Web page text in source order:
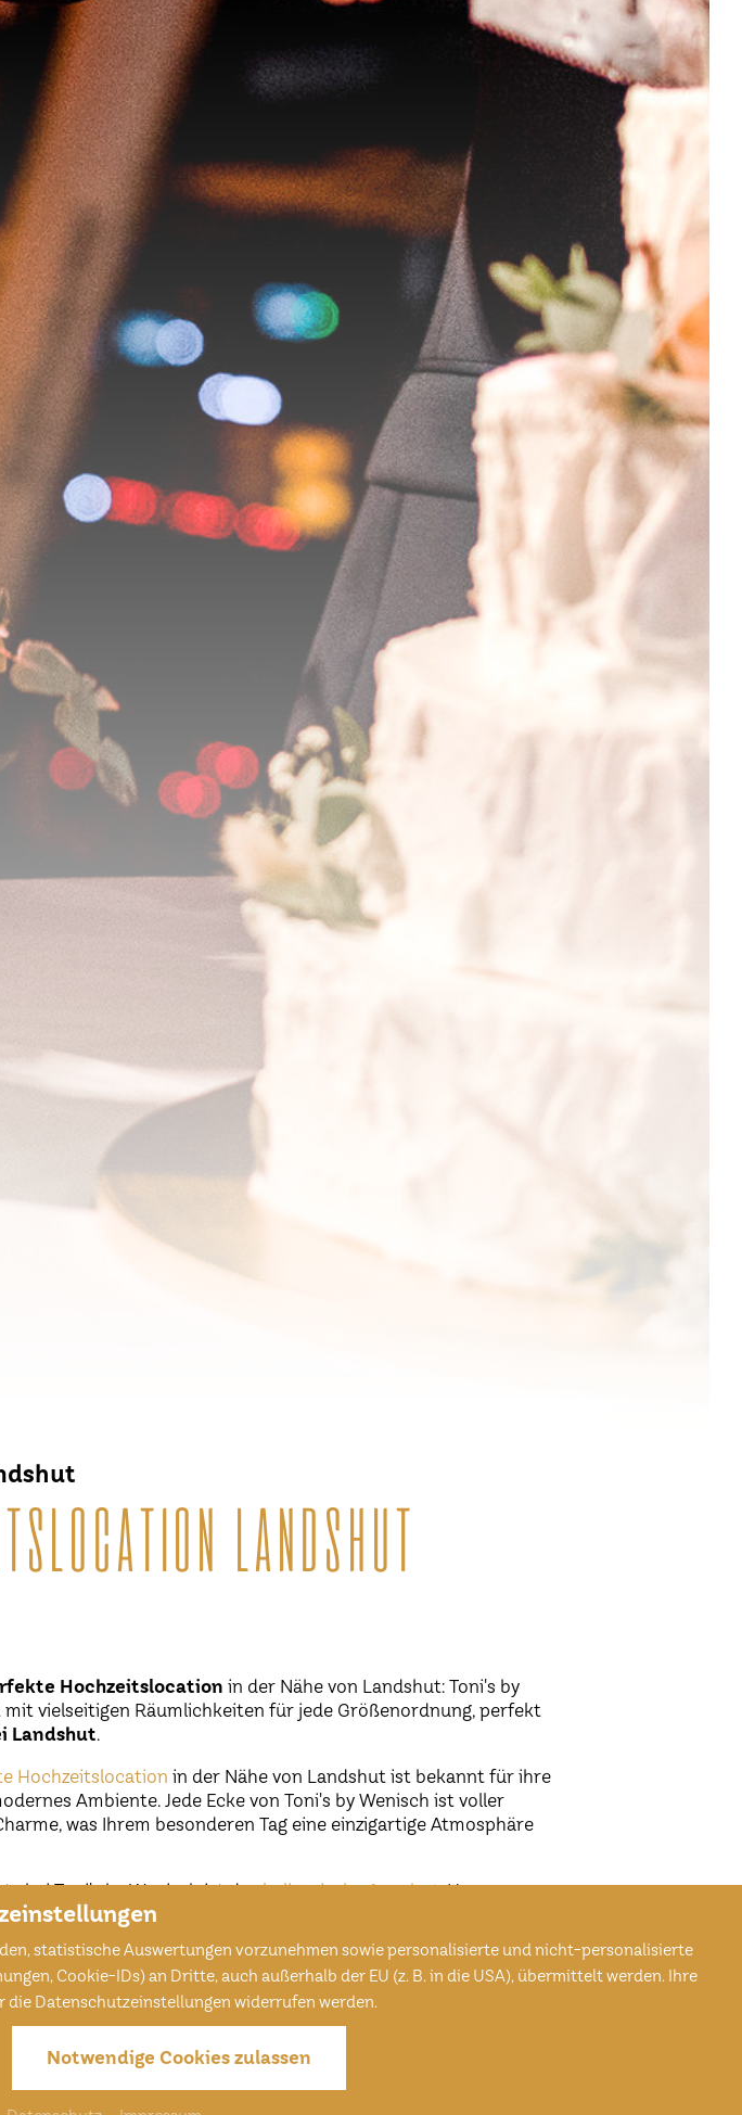
statistische Auswertungen vorzunehmen sowie personalisierte und nicht-personalisierte
Cookie-IDs) an Dritte, auch außerhalb der EU (z. B. in die USA), übermittelt werden. Ihre
Datenschutzeinstellungen widerrufen werden.
Notwendige Cookies zulassen
LANDSHUT
Hochzeitslocation in der Nähe von Landshut: Toni's by
mit vielseitigen Räumlichkeiten für jede Größenordnung, perfekt
Landshut.
Hochzeitslocation in der Nähe von Landshut ist bekannt für ihre
Ambiente. Jede Ecke von Toni's by Wenisch ist voller
was Ihrem besonderen Tag eine einzigartige Atmosphäre
bei Toni's by Wenisch ist daskulinarische Angebot. Unser
bereitet exquisite Menüs zu, die jedes Hochzeitsfest zu
machen. Von traditionellen bayerischen Delikatessen
kulinarischen Kreationen, unsereKüche lässt keine Wünsche